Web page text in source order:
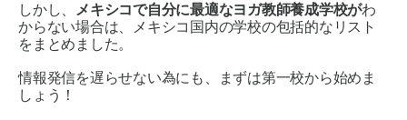
しかし、 メキシコで自分に最適なヨガ教師養成学校がわ
からない場合は、メキシコ国内の学校の包括的なリスト
をまとめました。
情報発信を遅らせない為にも、まずは第一校から始めま
しょう！